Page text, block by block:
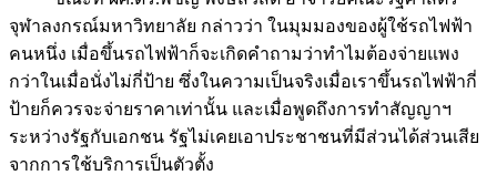
จุฬาลงกรณ์มหาวิทยาลัย กล่าวว่า ในมุมมองของผู้ใช้รถไฟฟ้า
คนหนึ่ง เมื่อขึ้นรถไฟฟ้าก็จะเกิดคำถามว่าทำไมต้องจ่ายแพง
กว่าในเมื่อนั่งไม่กี่ป้าย ซึ่งในความเป็นจริงเมื่อเราขึ้นรถไฟฟ้ากี่
ป้ายก็ควรจะจ่ายราคาเท่านั้น และเมื่อพูดถึงการทำสัญญาฯ
ระหว่างรัฐกับเอกชน รัฐไม่เคยเอาประชาชนที่มีส่วนได้ส่วนเสีย
จากการใช้บริการเป็นตัวตั้ง